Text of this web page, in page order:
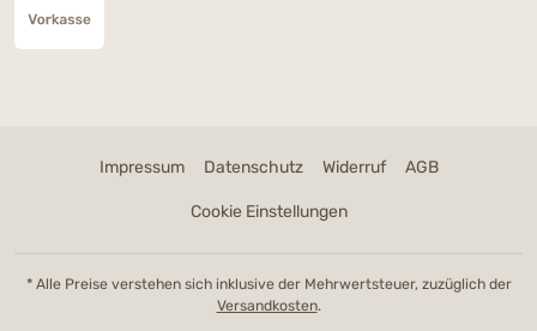
Impressum Datenschutz Widerruf AGB
Cookie Einstellungen
* Alle Preise verstehen sich inklusive der Mehrwertsteuer, zuzüglich der
Versandkosten.